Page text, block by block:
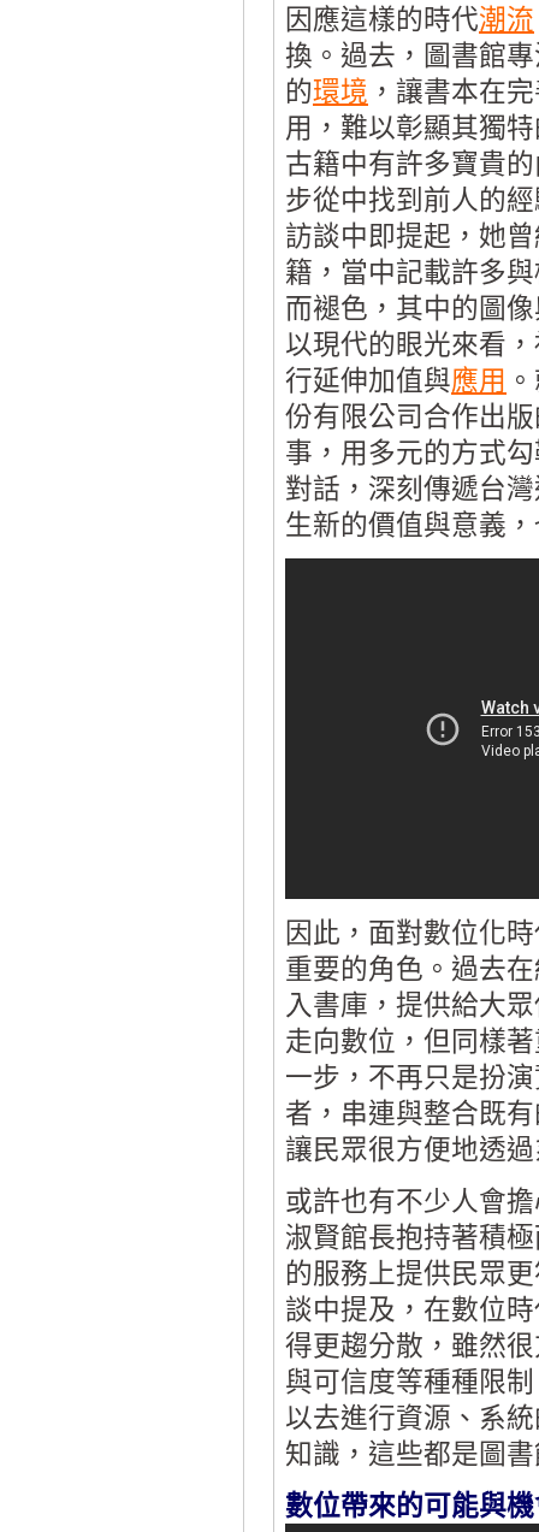
因應這樣的時代潮流
換。過去，圖書館
的環境 ，讓書本在
用，難以彰顯其獨
古籍中有許多寶貴
步從中找到前人的
訪談中即提起，她
籍，當中記載許多
而褪色，其中的圖
以現代的眼光來看
行延伸加值與應用
份有限公司合作出
事，用多元的方式
對話，深刻傳遞台
生新的價值與意義
因此，面對數位化
重要的角色。過去
入書庫，提供給大
走向數位，但同樣
一步，不再只是扮
者，串連與整合既
讓民眾很方便地透
或許也有不少人會
淑賢館長抱持著積
的服務上提供民眾
談中提及，在數位
得更趨分散，雖然
與可信度等種種限
以去進行資源、系
知識，這些都是圖
數位帶來的可能與